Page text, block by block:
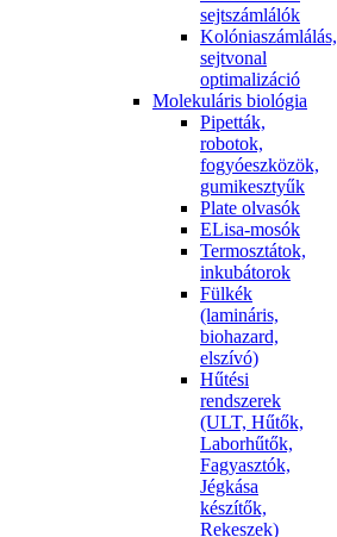
sejtszámlálók
Kolóniaszámlálás,
sejtvonal
optimalizáció
Molekuláris biológia
Pipetták,
robotok,
fogyóeszközök,
gumikesztyűk
Plate olvasók
ELisa-mosók
Termosztátok,
inkubátorok
Fülkék
(lamináris,
biohazard,
elszívó)
Hűtési
rendszerek
(ULT, Hűtők,
Laborhűtők,
Fagyasztók,
Jégkása
készítők,
Rekeszek)